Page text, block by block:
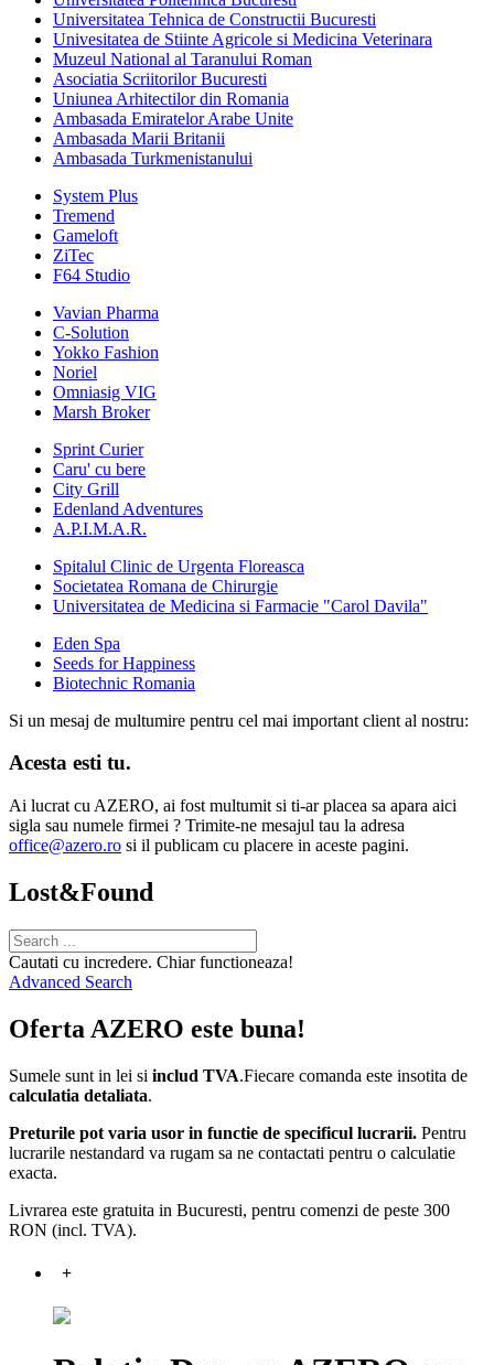
Universitatea Tehnica de Constructii Bucuresti
Univesitatea de Stiinte Agricole si Medicina Veterinara
Muzeul National al Taranului Roman
Asociatia Scriitorilor Bucuresti
Uniunea Arhitectilor din Romania
Ambasada Emiratelor Arabe Unite
Ambasada Marii Britanii
Ambasada Turkmenistanului
System Plus
Tremend
Gameloft
ZiTec
F64 Studio
Vavian Pharma
C-Solution
Yokko Fashion
Noriel
Omniasig VIG
Marsh Broker
Sprint Curier
Caru' cu bere
City Grill
Edenland Adventures
A.P.I.M.A.R.
Spitalul Clinic de Urgenta Floreasca
Societatea Romana de Chirurgie
Universitatea de Medicina si Farmacie "Carol Davila"
Eden Spa
Seeds for Happiness
Biotechnic Romania
Si un mesaj de multumire pentru cel mai important client al nostru:
Acesta esti tu.
Ai lucrat cu AZERO, ai fost multumit si ti-ar placea sa apara aici
sigla sau numele firmei ? Trimite-ne mesajul tau la adresa
office@azero.ro si il publicam cu placere in aceste pagini.
Lost&Found
Cautati cu incredere. Chiar functioneaza!
Advanced Search
Oferta AZERO este buna!
Sumele sunt in lei si includ TVA.Fiecare comanda este insotita de
calculatia detaliata.
Preturile pot varia usor in functie de specificul lucrarii. Pentru
lucrarile nestandard va rugam sa ne contactati pentru o calculatie
exacta.
Livrarea este gratuita in Bucuresti, pentru comenzi de peste 300
RON (incl. TVA).
+